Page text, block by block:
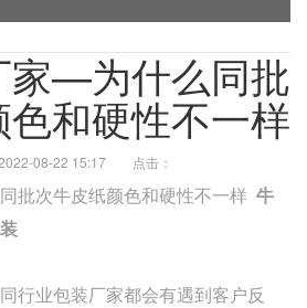
家—为什么同批
和硬性不一样
08-22 15:17 点击：
批次牛皮纸颜色和硬性不一样 牛
行业包装厂家都会有遇到客户反